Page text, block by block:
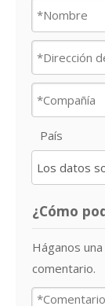
País
¿Cómo
Háganos
comentario.